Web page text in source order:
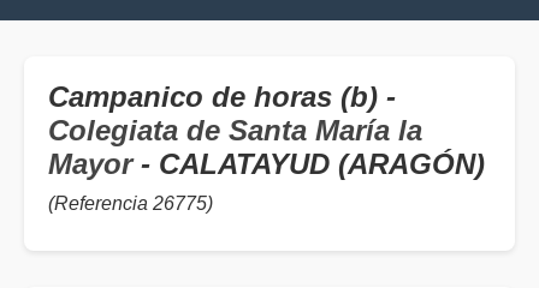
Campanico de horas (b) -
Colegiata de Santa María la
Mayor- CALATAYUD (ARAGÓN)
(Referencia 26775)